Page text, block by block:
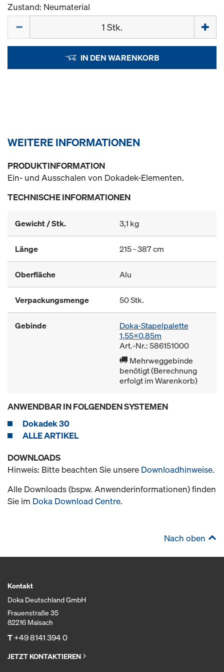
Zustand: Neumaterial
IN DEN WARENKORB
WEITERE INFORMATIONEN
PRODUKTINFORMATION
Ein- und Ausschalen von Dokadek-Elementen.
TECHNISCHE INFORMATIONEN
Gewicht / Stk. 3,1 kg
Länge 215 - 387 cm
Oberfläche Alu
Verpackungsmenge 50 Stk.
Gebinde
Doka-Stapelpalette
1,55x0,85m
Art.-Nr.: 586151000
Mehrweggebinde
benötigt (Berechnung
erfolgt im Warenkorb)
ANWENDBAR IN FOLGENDEN SYSTEMEN
Dokadek 30
ALLE ARTIKEL
DOWNLOADS
Hinweis: Bitte beachten Sie unsere Downloadhinweise.
Alle Downloads (bspw. Anwenderinformationen) finden
Sie im Doka Download Centre.
Nach oben
Kontakt
Doka Deutschland GmbH
Frauenstraße 35
82216 Maisach
T+49 8141 394 0
JETZT KONTAKTIEREN